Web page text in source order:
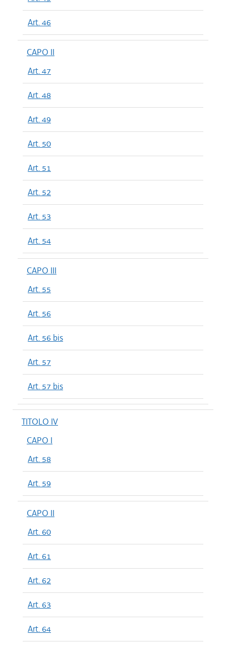
Art. 46
CAPO II
Art. 47
Art. 48
Art. 49
Art. 50
Art. 51
Art. 52
Art. 53
Art. 54
CAPO III
Art. 55
Art. 56
Art. 56 bis
Art. 57
Art. 57 bis
TITOLO IV
CAPO I
Art. 58
Art. 59
CAPO II
Art. 60
Art. 61
Art. 62
Art. 63
Art. 64